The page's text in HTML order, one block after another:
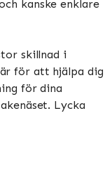
kanske enklare
skillnad i
för att hjälpa dig
för dina
Lycka